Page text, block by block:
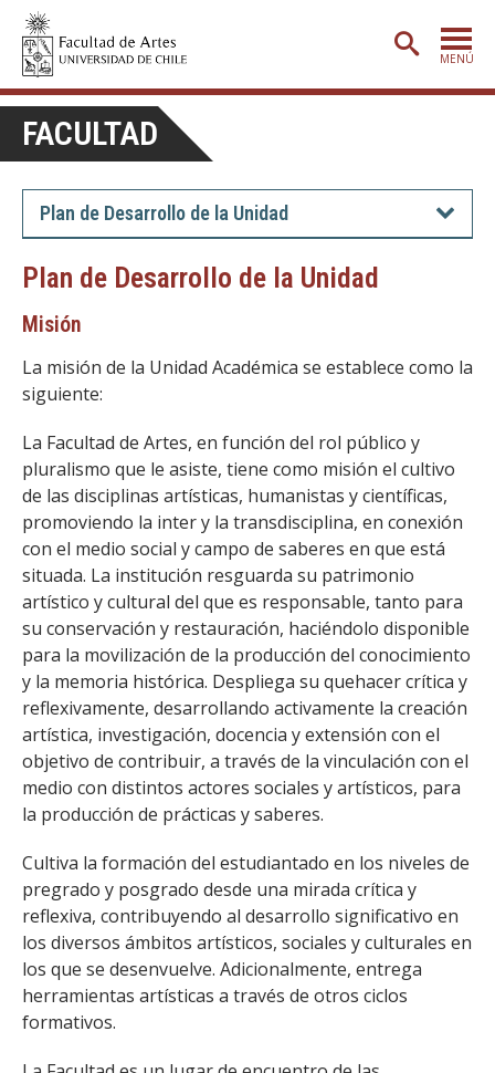
MENÚ
ADMISIÓN
ETAPA BÁSICA
CARRERAS
POSTGRADO
CREACIÓNE INVESTIGACIÓN
DEPARTAMENTOS
FACULTAD
Estudiantes
Académicas/os
Funcionarias/os
Egresadas/os
FACULTAD
Plan de Desarrollo de la Unidad
Plan de Desarrollo de la Unidad
Misión
La misión de la Unidad Académica se establece como la
siguiente:
La Facultad de Artes, en función del rol público y
pluralismo que le asiste, tiene como misión el cultivo
de las disciplinas artísticas, humanistas y científicas,
promoviendo la inter y la transdisciplina, en conexión
con el medio social y campo de saberes en que está
situada. La institución resguarda su patrimonio
artístico y cultural del que es responsable, tanto para
su conservación y restauración, haciéndolo disponible
para la movilización de la producción del conocimiento
y la memoria histórica. Despliega su quehacer crítica y
reflexivamente, desarrollando activamente la creación
artística, investigación, docencia y extensión con el
objetivo de contribuir, a través de la vinculación con el
medio con distintos actores sociales y artísticos, para
la producción de prácticas y saberes.
Cultiva la formación del estudiantado en los niveles de
pregrado y posgrado desde una mirada crítica y
reflexiva, contribuyendo al desarrollo significativo en
los diversos ámbitos artísticos, sociales y culturales en
los que se desenvuelve. Adicionalmente, entrega
herramientas artísticas a través de otros ciclos
formativos.